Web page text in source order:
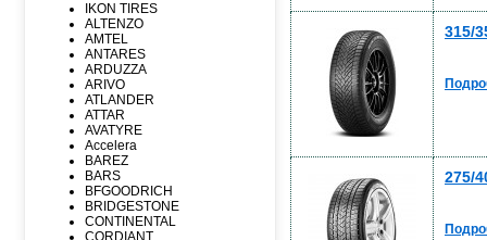
IKON TIRES
ALTENZO
AMTEL
ANTARES
ARDUZZA
ARIVO
ATLANDER
ATTAR
AVATYRE
Accelera
BAREZ
BARS
BFGOODRICH
BRIDGESTONE
CONTINENTAL
315/
275/